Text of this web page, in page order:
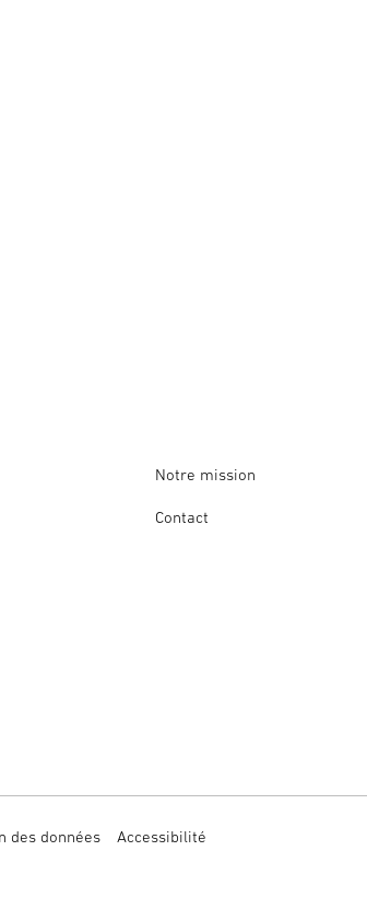
Notre mission
Contact
des données Accessibilité